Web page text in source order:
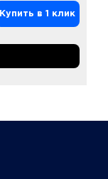
Купить в 1 клик